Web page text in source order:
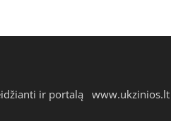
ir portalą www.ukzinios.lt